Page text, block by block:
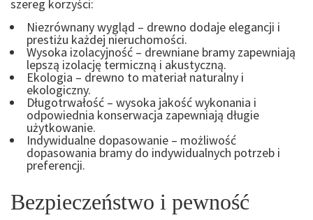
szereg korzyści:
Niezrównany wygląd – drewno dodaje elegancji i
prestiżu każdej nieruchomości.
Wysoka izolacyjność – drewniane bramy zapewniają
lepszą izolację termiczną i akustyczną.
Ekologia – drewno to materiał naturalny i
ekologiczny.
Długotrwałość – wysoka jakość wykonania i
odpowiednia konserwacja zapewniają długie
użytkowanie.
Indywidualne dopasowanie – możliwość
dopasowania bramy do indywidualnych potrzeb i
preferencji.
Bezpieczeństwo i pewność